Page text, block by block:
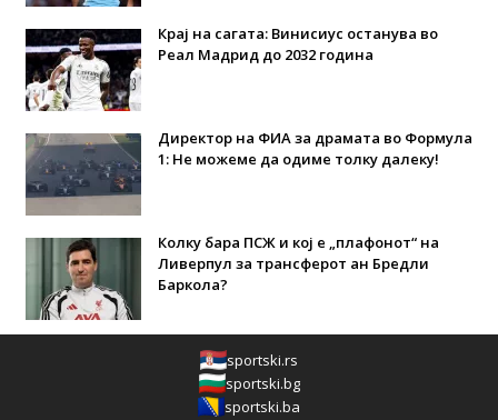
Крај на сагата: Винисиус останува во
Реал Мадрид до 2032 година
Директор на ФИА за драмата во Формула
1: Не можеме да одиме толку далеку!
Колку бара ПСЖ и кој е „плафонот“ на
Ливерпул за трансферот ан Бредли
Баркола?
sportski.rs
sportski.bg
sportski.ba